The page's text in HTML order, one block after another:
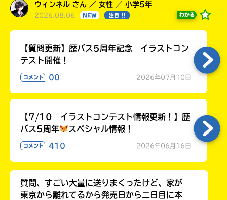
ウィンネル さん ／ 女性 ／ 小学5年
2026.08.06 NEW 注目 !! わかる
【質問更新】歴バス5周年記念 イラストコン
テスト開催！
コメント 00 2026年07月10日
【7/10 イラストコンテスト情報更新！】歴
バス5周年
スペシャル情報！
コメント 410 2026年06月16日
質問、すごい大量に送りまくったけど、家が
東京から離れてるから発売日から二日目に本